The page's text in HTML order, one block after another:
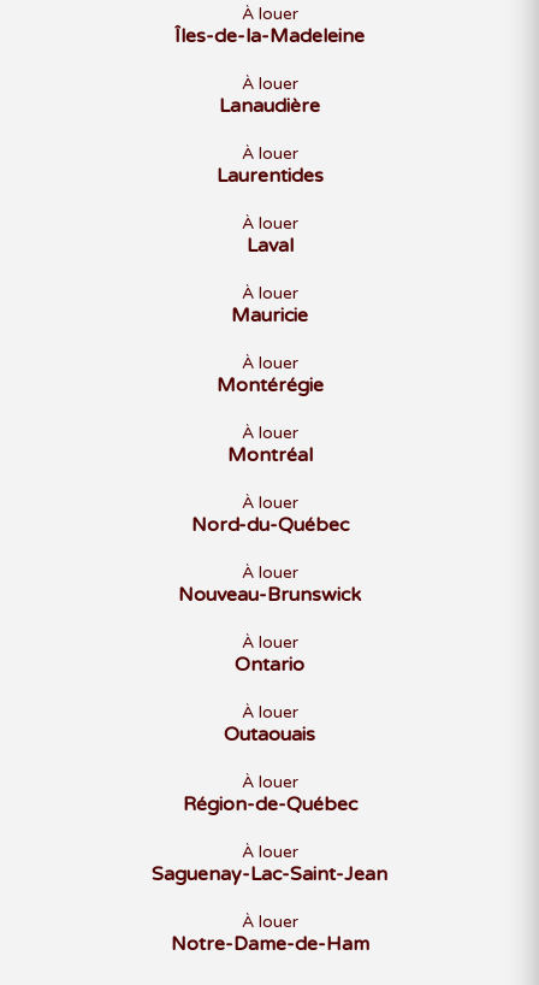
À louer
Îles-de-la-Madeleine
À louer
Lanaudière
À louer
Laurentides
À louer
Laval
À louer
Mauricie
À louer
Montérégie
À louer
Montréal
À louer
Nord-du-Québec
À louer
Nouveau-Brunswick
À louer
Ontario
À louer
Outaouais
À louer
Région-de-Québec
À louer
Saguenay-Lac-Saint-Jean
À louer
Notre-Dame-de-Ham